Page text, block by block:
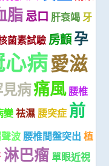
脂忌口 肝衰竭 牙
菌素試驗 房顫孕
心病愛滋
病痛風 腰椎
變 祛濕 腰突症 前
波 腰椎間盤突出 植
淋巴瘤 單眼近視